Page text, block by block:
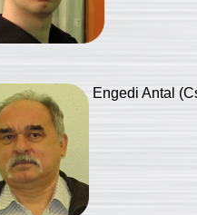
Engedi Antal